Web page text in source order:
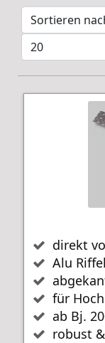
direkt
Alu
für
ab Bj.
robust